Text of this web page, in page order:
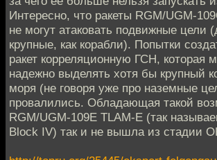
Интересно, что ракеты RGM/UGM-
не могут атаковать подвижные цели
крупные, как корабли). Попытки
ракет корреляционную ГСН, которая
надежно выделять хотя бы крупный
моря (не говоря уже про наземные
провалились. Обладающая такой
RGM/UGM-109E TLAM-E (так
Block IV) так и не вышла из стадии